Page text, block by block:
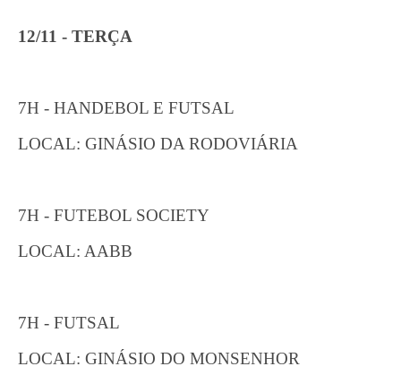
12/11 - TERÇA
7H - HANDEBOL E FUTSAL
LOCAL: GINÁSIO DA RODOVIÁRIA
7H - FUTEBOL SOCIETY
LOCAL: AABB
7H - FUTSAL
LOCAL: GINÁSIO DO MONSENHOR